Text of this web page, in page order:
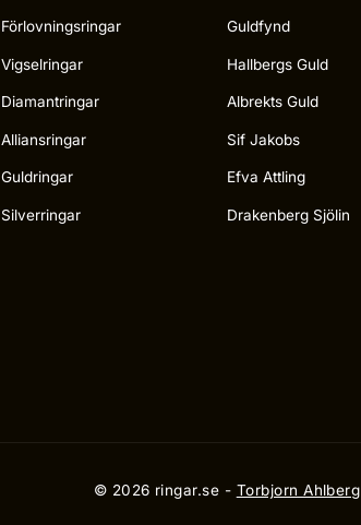
Förlovningsringar
Vigselringar
Diamantringar
Alliansringar
Guldringar
Silverringar
Guldfynd
Hallbergs Guld
Albrekts Guld
Sif Jakobs
Efva Attling
Drakenberg Sjölin
© 2026 ringar.se - Torbjorn Ahlberg